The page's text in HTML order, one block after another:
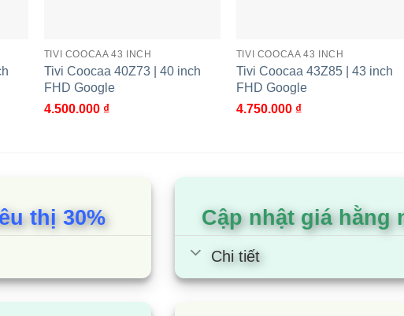
loa kép với tổng công suất 20W, kết hợp cùng công nghệ Dolby
gì việc bạn xem trực tiếp tại sân vận động. Nhìn chung, sản
TIVI COOCAA 43 INCH
Tivi Coocaa 40Z73 | 40 inch
FHD Google
4.500.000 ₫
TIVI COOCAA 43 INCH
Tivi Coocaa 43Z85 | 43 inch
FHD Google
4.750.000 ₫
thị 30% Cập nhật giá hằng
Chi tiết